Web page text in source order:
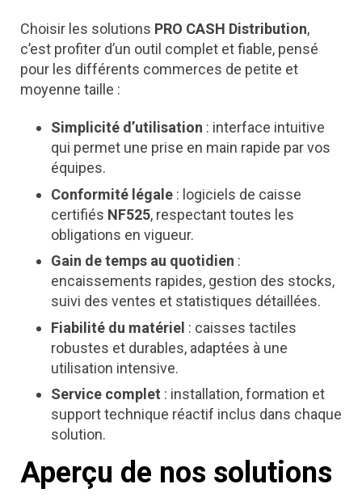
Choisir les solutions PRO CASH Distribution,
c’est profiter d’un outil complet et fiable, pensé
pour les différents commerces de petite et
moyenne taille :
Simplicité d’utilisation : interface intuitive
qui permet une prise en main rapide par vos
équipes.
Conformité légale: logiciels de caisse
certifiés NF525, respectant toutes les
obligations en vigueur.
Gain de temps au quotidien :
encaissements rapides, gestion des stocks,
suivi des ventes et statistiques détaillées.
Fiabilité du matériel : caisses tactiles
robustes et durables, adaptées à une
utilisation intensive.
Service complet : installation, formation et
support technique réactif inclus dans chaque
solution.
Aperçu de nos solutions